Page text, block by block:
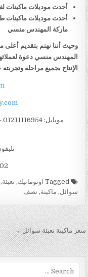
أحدث موديلات ماكينات
أحدث موديلات ماكينات
ماركة المهندس منسي
وحيث أننا نهتم بتقديم أعلى
المهندس منسي دعوة
الإنتاج بجميع مراحله
تليفون
002 كود
Tagged اوتوماتيك,تعبئة,
سوائل, ماكينة, نصف
تصفّح المقالات
سعر ماكينة تعبئة سوائل →
Search for: